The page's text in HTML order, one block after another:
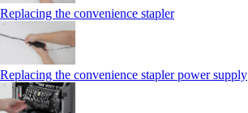
Replacing the convenience stapler
Replacing the convenience stapler power supply